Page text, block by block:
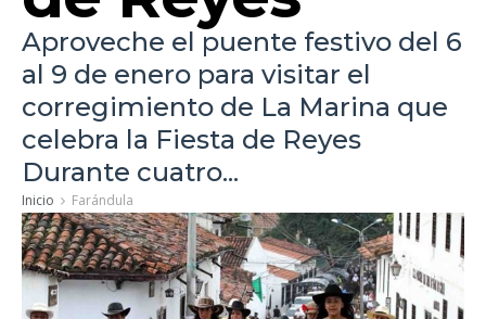
Aproveche el puente festivo del 6
al 9 de enero para visitar el
corregimiento de La Marina que
celebra la Fiesta de Reyes
Durante cuatro...
Inicio Farándula